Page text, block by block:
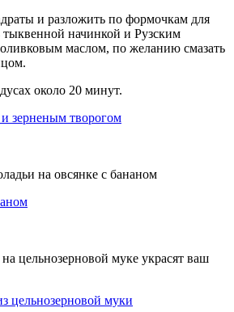
и разложить по формочкам для
начинкой и Рузским
маслом, по желанию смазать
около 20 минут.
зерненым творогом
на овсянке с бананом
цельнозерновой муке украсят ваш
цельнозерновой муки